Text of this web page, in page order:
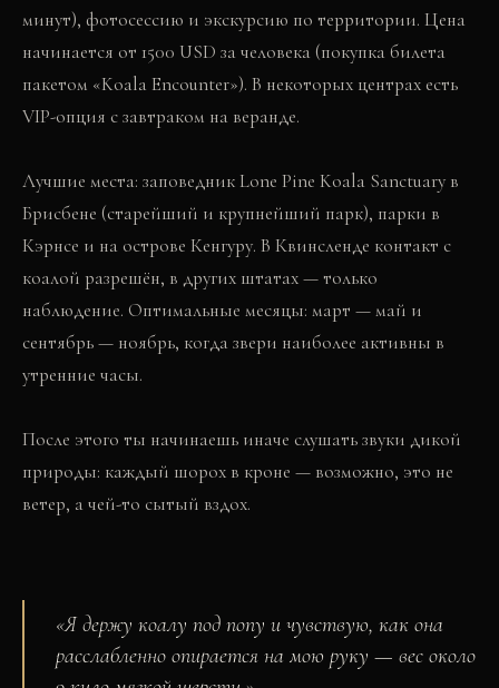
минут), фотосессию и экскурсию по территории. Цена
начинается от 1500 USD за человека (покупка билета
пакетом «Koala Encounter»). В некоторых центрах есть
VIP-опция с завтраком на веранде.
Лучшие места: заповедник Lone Pine Koala Sanctuary в
Брисбене (старейший и крупнейший парк), парки в
Кэрнсе и на острове Кенгуру. В Квинсленде контакт с
коалой разрешён, в других штатах — только
наблюдение. Оптимальные месяцы: март — май и
сентябрь — ноябрь, когда звери наиболее активны в
утренние часы.
После этого ты начинаешь иначе слушать звуки дикой
природы: каждый шорох в кроне — возможно, это не
ветер, а чей-то сытый вздох.
«Я держу коалу под попу и чувствую, как она
расслабленно опирается на мою руку — вес около